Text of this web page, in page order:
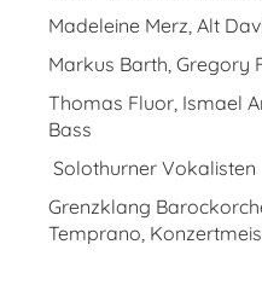
Madeleine Merz, Alt
Markus Barth, Gregory
Thomas Fluor, Ismael
Bass
Solothurner Vokalisten
Grenzklang
Temprano,